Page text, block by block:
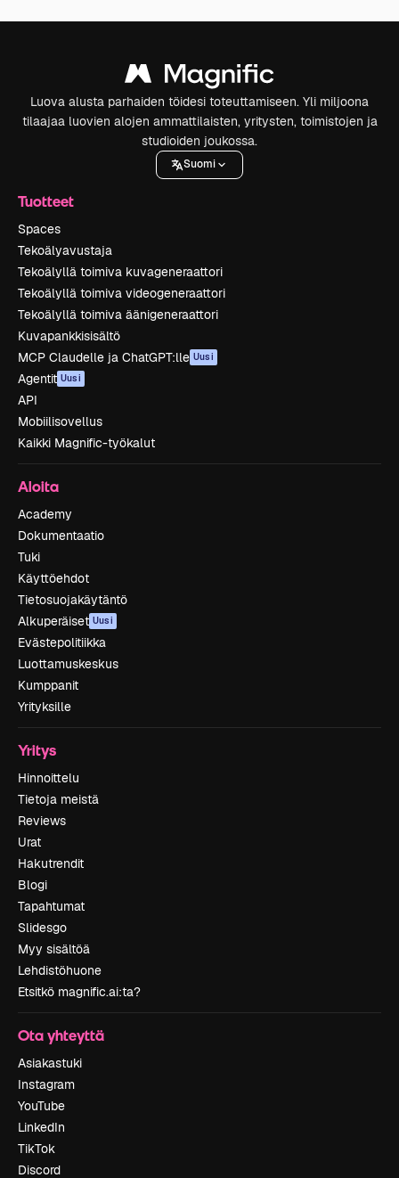
Luova alusta parhaiden töidesi toteuttamiseen. Yli miljoona
tilaajaa luovien alojen ammattilaisten, yritysten, toimistojen ja
studioiden joukossa.
Suomi
Tuotteet
Spaces
Tekoälyavustaja
Tekoälyllä toimiva kuvageneraattori
Tekoälyllä toimiva videogeneraattori
Tekoälyllä toimiva äänigeneraattori
Kuvapankkisisältö
MCP Claudelle ja ChatGPT:lle Uusi
Agentit Uusi
API
Mobiilisovellus
Kaikki Magnific-työkalut
Aloita
Academy
Dokumentaatio
Tuki
Käyttöehdot
Tietosuojakäytäntö
Alkuperäiset Uusi
Evästepolitiikka
Luottamuskeskus
Kumppanit
Yrityksille
Yritys
Hinnoittelu
Tietoja meistä
Reviews
Urat
Hakutrendit
Blogi
Tapahtumat
Slidesgo
Myy sisältöä
Lehdistöhuone
Etsitkö magnific.ai:ta?
Ota yhteyttä
Asiakastuki
Instagram
YouTube
LinkedIn
TikTok
Discord